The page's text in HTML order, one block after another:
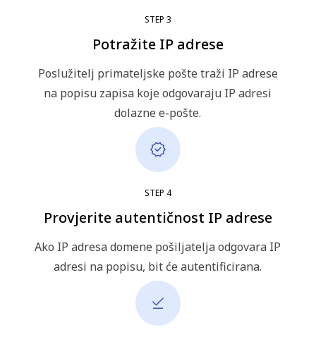
STEP 3
Potražite IP adrese
Poslužitelj primateljske pošte traži IP adrese
na popisu zapisa koje odgovaraju IP adresi
dolazne e-pošte.
STEP 4
Provjerite autentičnost IP adrese
Ako IP adresa domene pošiljatelja odgovara IP
adresi na popisu, bit će autentificirana.